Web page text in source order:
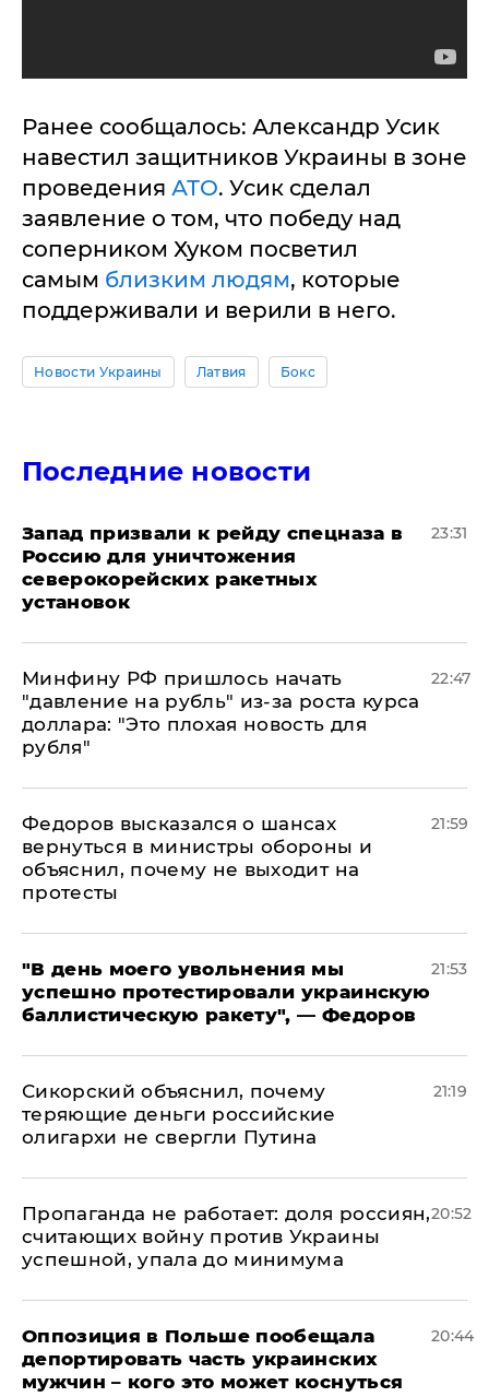
Ранее сообщалось: Александр Усик
навестил защитников Украины в зоне
проведения АТО. Усик сделал
заявление о том, что победу над
соперником Хуком посветил
самым близким людям, которые
поддерживали и верили в него.
Новости Украины Латвия Бокс
Последние новости
Запад призвали к рейду спецназа в
Россию для уничтожения
северокорейских ракетных
установок
23:31
Минфину РФ пришлось начать
"давление на рубль" из-за роста курса
доллара: "Это плохая новость для
рубля"
22:47
Федоров высказался о шансах
вернуться в министры обороны и
объяснил, почему не выходит на
протесты
21:59
​"В день моего увольнения мы
успешно протестировали украинскую
баллистическую ракету", — Федоров
21:53
Сикорский объяснил, почему
теряющие деньги российские
олигархи не свергли Путина
21:19
​Пропаганда не работает: доля россиян,
считающих войну против Украины
успешной, упала до минимума
20:52
Оппозиция в Польше пообещала
депортировать часть украинских
мужчин – кого это может коснуться
20:44